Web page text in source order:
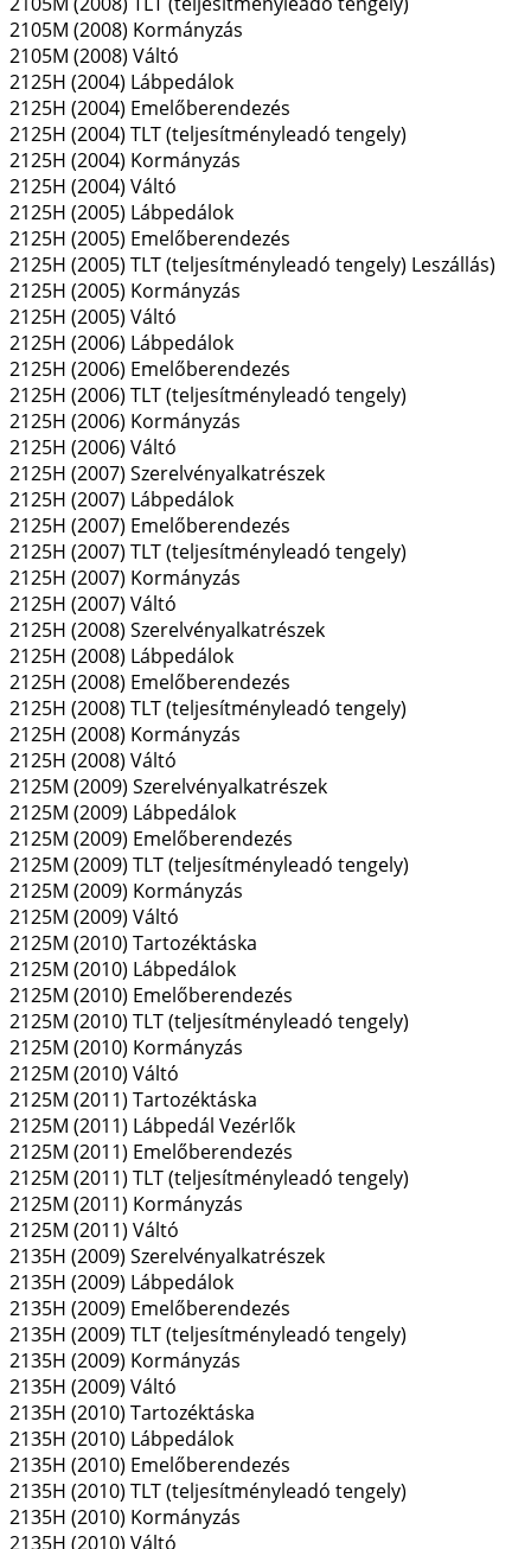
2105M (2008) Kormányzás
2105M (2008) Váltó
2125H (2004) Lábpedálok
2125H (2004) Emelőberendezés
2125H (2004) TLT (teljesítményleadó tengely)
2125H (2004) Kormányzás
2125H (2004) Váltó
2125H (2005) Lábpedálok
2125H (2005) Emelőberendezés
2125H (2005) TLT (teljesítményleadó tengely) Leszállás)
2125H (2005) Kormányzás
2125H (2005) Váltó
2125H (2006) Lábpedálok
2125H (2006) Emelőberendezés
2125H (2006) TLT (teljesítményleadó tengely)
2125H (2006) Kormányzás
2125H (2006) Váltó
2125H (2007) Szerelvényalkatrészek
2125H (2007) Lábpedálok
2125H (2007) Emelőberendezés
2125H (2007) TLT (teljesítményleadó tengely)
2125H (2007) Kormányzás
2125H (2007) Váltó
2125H (2008) Szerelvényalkatrészek
2125H (2008) Lábpedálok
2125H (2008) Emelőberendezés
2125H (2008) TLT (teljesítményleadó tengely)
2125H (2008) Kormányzás
2125H (2008) Váltó
2125M (2009) Szerelvényalkatrészek
2125M (2009) Lábpedálok
2125M (2009) Emelőberendezés
2125M (2009) TLT (teljesítményleadó tengely)
2125M (2009) Kormányzás
2125M (2009) Váltó
2125M (2010) Tartozéktáska
2125M (2010) Lábpedálok
2125M (2010) Emelőberendezés
2125M (2010) TLT (teljesítményleadó tengely)
2125M (2010) Kormányzás
2125M (2010) Váltó
2125M (2011) Tartozéktáska
2125M (2011) Lábpedál Vezérlők
2125M (2011) Emelőberendezés
2125M (2011) TLT (teljesítményleadó tengely)
2125M (2011) Kormányzás
2125M (2011) Váltó
2135H (2009) Szerelvényalkatrészek
2135H (2009) Lábpedálok
2135H (2009) Emelőberendezés
2135H (2009) TLT (teljesítményleadó tengely)
2135H (2009) Kormányzás
2135H (2009) Váltó
2135H (2010) Tartozéktáska
2135H (2010) Lábpedálok
2135H (2010) Emelőberendezés
2135H (2010) TLT (teljesítményleadó tengely)
2135H (2010) Kormányzás
2135H (2010) Váltó